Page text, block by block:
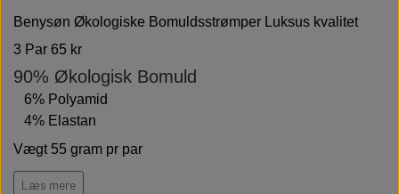
Benysøn Økologiske Bomuldsstrømper Luksus kvalitet
3 Par 65 kr
90% Økologisk Bomuld
6% Polyamid
4% Elastan
Vægt 55 gram pr par
Høj kvalitet er bløde behagelige og holdbare
Læs mere